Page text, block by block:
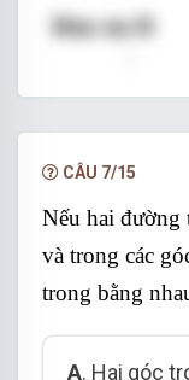
CÂU 7/15
Nếu hai đường
và trong các
trong bằng
A. Hai góc